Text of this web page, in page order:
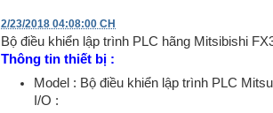
2/23/2018 04:08:00 CH
Bộ điều khiển lập trình PLC hãng Mitsibishi
Thông tin thiết bị :
Model : Bộ điều khiển lập trình PLC
I/O :